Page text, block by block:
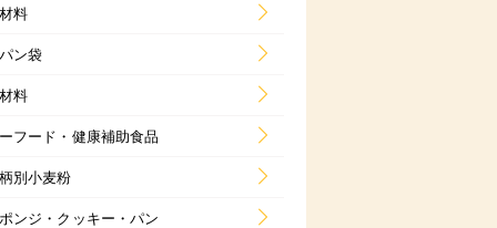
料
ン袋
料
フード・健康補助食品
別小麦粉
ンジ・クッキー・パン